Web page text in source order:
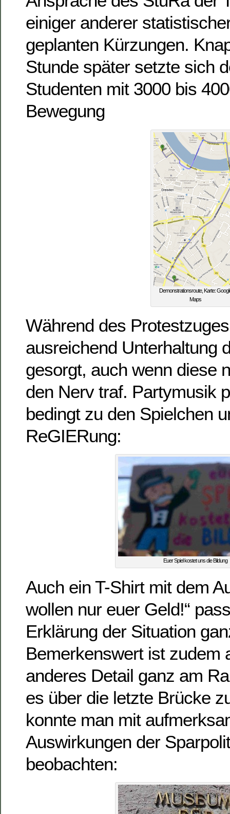
einiger anderer
geplanten Kürzungen.
Stunde später setzte sich
Studenten mit 3000 bis
Bewegung
Demonstrationsroute, Karte:
Maps
Während des
ausreichend Unterhaltung
gesorgt, auch wenn diese
den Nerv traf. Partymusik
bedingt zu den Spielchen
ReGIERung:
Euer Spiel kostet uns die Bildung
Auch ein T-Shirt mit dem
wollen nur euer Geld!“
Erklärung der Situation
Bemerkenswert ist zudem
anderes Detail ganz am
es über die letzte Brücke
konnte man mit
Auswirkungen der
beobachten: